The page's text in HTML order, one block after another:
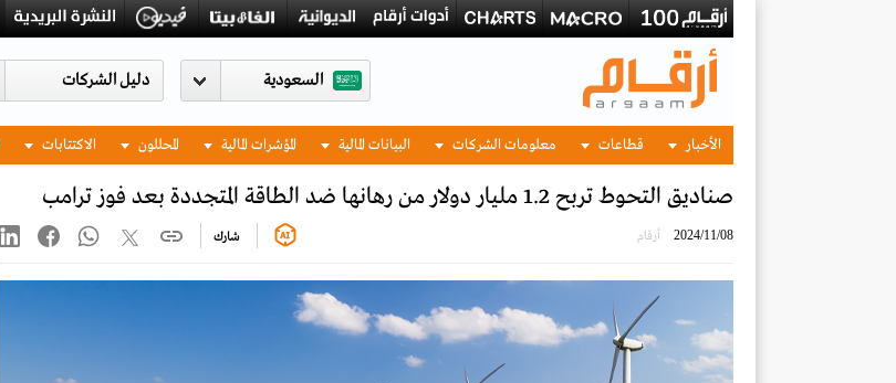
السعودية
الأخبار قطاعات معلومات الشركات البيانات المالية المؤشرات المالية المحللون الاكتتابات
صناديق التحوط تربح 1.2 مليار دولار من رهانها ضد الطاقة المتجددة بعد فوز ترامب
2024/11/08 أرقام شارك